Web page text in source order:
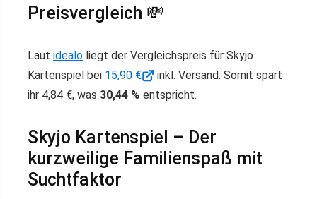
Preisvergleich 💸
Laut idealo liegt der Vergleichspreis für Skyjo
Kartenspiel bei 15,90 €
inkl. Versand. Somit spart
ihr 4,84 €, was 30,44 % entspricht.
Skyjo Kartenspiel – Der
kurzweilige Familienspaß mit
Suchtfaktor